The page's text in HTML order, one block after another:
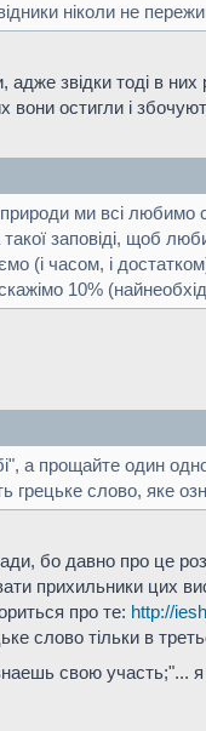
ніколи не
адже звідки тоді в
вони остигли і
ми всі любимо
заповіді, щоб
(і часом, і
10%
а прощайте один
грецьке слово, яке
бо давно про це
прихильники цих
про те: http://
слово тільки в
свою участь;"...